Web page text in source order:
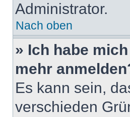
Administrator.
Nach oben
» Ich habe
mehr
Es kann sein,
verschieden